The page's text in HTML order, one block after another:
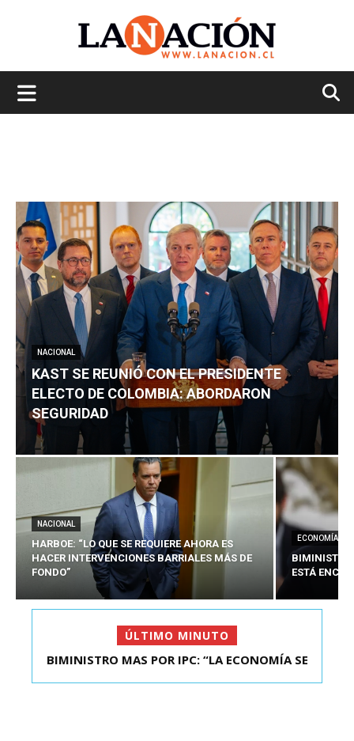
NACIONAL
KAST SE REUNIÓ CON EL PRESIDENTE
ELECTO DE COLOMBIA: ABORDARON
SEGURIDAD
NACIONAL
HARBOE: “LO QUE SE REQUIERE AHORA ES
HACER INTERVENCIONES BARRIALES MÁS DE
FONDO”
ECONOMÍA
BIMINISTRO
ESTÁ
ÚLTIMO MINUTO
KAST SE REUNIÓ CON EL PRESIDENTE ELECTO DE
BIMINISTRO MAS POR IPC: “LA ECONOMÍA SE